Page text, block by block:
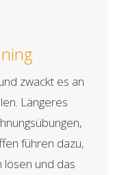
zwackt es an
Längeres
führen dazu,
lösen und das